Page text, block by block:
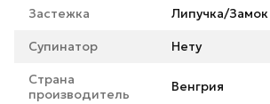
Застежка Липучка/Замок
Супинатор Нету
Страна
производитель
Венгрия